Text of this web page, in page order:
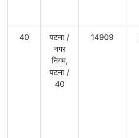
40 पटना /
नगर
निगम,
पटना /
40
14909